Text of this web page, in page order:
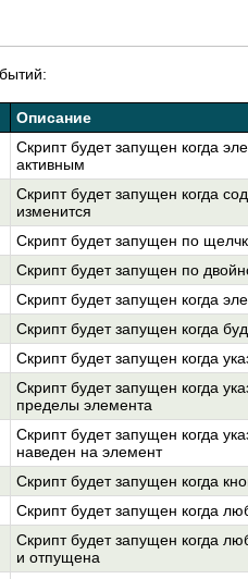
Описание
Скрипт будет запущен когда
активным
Скрипт будет запущен когда
изменится
Скрипт будет запущен по
Скрипт будет запущен по
Скрипт будет запущен когда
Скрипт будет запущен когда
Скрипт будет запущен когда
Скрипт будет запущен когда
пределы элемента
Скрипт будет запущен когда
наведен на элемент
Скрипт будет запущен когда
Скрипт будет запущен когда
Скрипт будет запущен когда
и отпущена